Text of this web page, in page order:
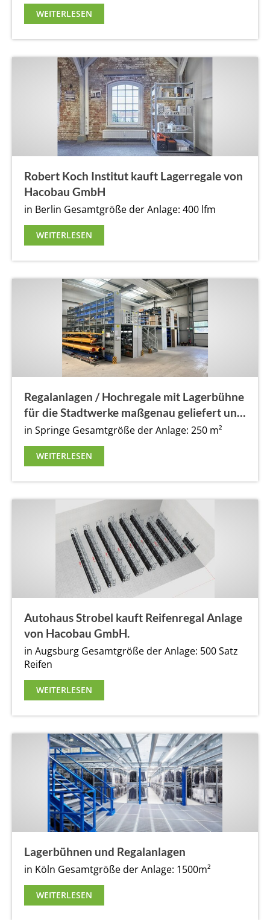
WEITERLESEN
Robert Koch Institut kauft Lagerregale von
Hacobau GmbH
in Berlin Gesamtgröße der Anlage: 400 lfm
WEITERLESEN
Regalanlagen / Hochregale mit Lagerbühne
für die Stadtwerke maßgenau geliefert und
montiert
in Springe Gesamtgröße der Anlage: 250 m²
WEITERLESEN
Autohaus Strobel kauft Reifenregal Anlage
von Hacobau GmbH.
in Augsburg Gesamtgröße der Anlage: 500 Satz
Reifen
WEITERLESEN
Lagerbühnen und Regalanlagen
in Köln Gesamtgröße der Anlage: 1500m²
WEITERLESEN